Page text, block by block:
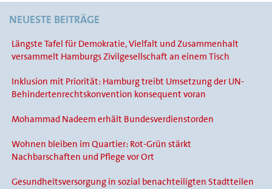
NEUESTE BEITRÄGE
Längste Tafel für Demokratie, Vielfalt und Zusammenhalt
versammelt Hamburgs Zivilgesellschaft an einem Tisch
Inklusion mit Priorität: Hamburg treibt Umsetzung der UN-
Behindertenrechtskonvention konsequent voran
Mohammad Nadeem erhält Bundesverdienstorden
Wohnen bleiben im Quartier: Rot-Grün stärkt
Nachbarschaften und Pflege vor Ort
Gesundheitsversorgung in sozial benachteiligten Stadtteilen